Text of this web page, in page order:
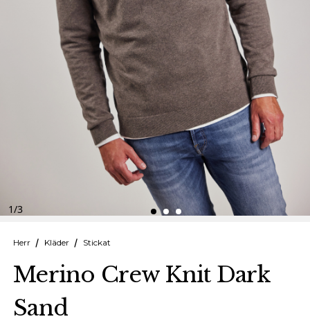
Finska
Danska
1/3
Herr Kläder Stickat
Merino Crew Knit Dark
Sand